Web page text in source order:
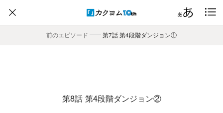
前のエピソード
―― 第7話 第4段階ダンジョン①
第8話 第4段階ダンジョン②